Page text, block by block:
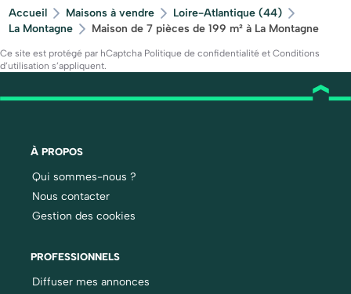
Accueil Maisons à vendre
Loire-Atlantique (44)
La Montagne
Maison de 7 pièces de 199 m² à La Montagne
Ce site est protégé par hCaptcha Politique de confidentialité et Conditions
d’utilisation s’appliquent.
À PROPOS
Qui sommes-nous ?
Nous contacter
Gestion des cookies
PROFESSIONNELS
Diffuser mes annonces